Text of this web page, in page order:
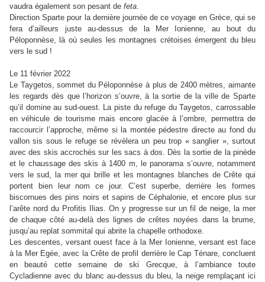
vaudra également son pesant de feta.
Direction Sparte pour la dernière journée de ce voyage en Grèce, qui se
fera d’ailleurs juste au-dessus de la Mer Ionienne, au bout du
Péloponnèse, là où seules les montagnes crétoises émergent du bleu
vers le sud !
Le 11 février 2022
Le Taygetos, sommet du Péloponnèse à plus de 2400 mètres, aimante
les regards dès que l’horizon s’ouvre, à la sortie de la ville de Sparte
qu’il domine au sud-ouest. La piste du refuge du Taygetos, carrossable
en véhicule de tourisme mais encore glacée à l’ombre, permettra de
raccourcir l’approche, même si la montée pédestre directe au fond du
vallon sis sous le refuge se révèlera un peu trop « sanglier », surtout
avec des skis accrochés sur les sacs à dos. Dès la sortie de la pinède
et le chaussage des skis à 1400 m, le panorama s’ouvre, notamment
vers le sud, la mer qui brille et les montagnes blanches de Crête qui
portent bien leur nom ce jour. C’est superbe, derrière les formes
biscornues des pins noirs et sapins de Céphalonie, et encore plus sur
l’arête nord du Profitis Ilias. On y progresse sur un fil de neige, la mer
de chaque côté au-delà des lignes de crêtes noyées dans la brume,
jusqu’au replat sommital qui abrite la chapelle orthodoxe.
Les descentes, versant ouest face à la Mer Ionienne, versant est face
à la Mer Egée, avec la Crête de profil derrière le Cap Ténare, concluent
en beauté cette semaine de ski Grecque, à l’ambiance toute
Cycladienne avec du blanc au-dessus du bleu, la neige remplaçant ici